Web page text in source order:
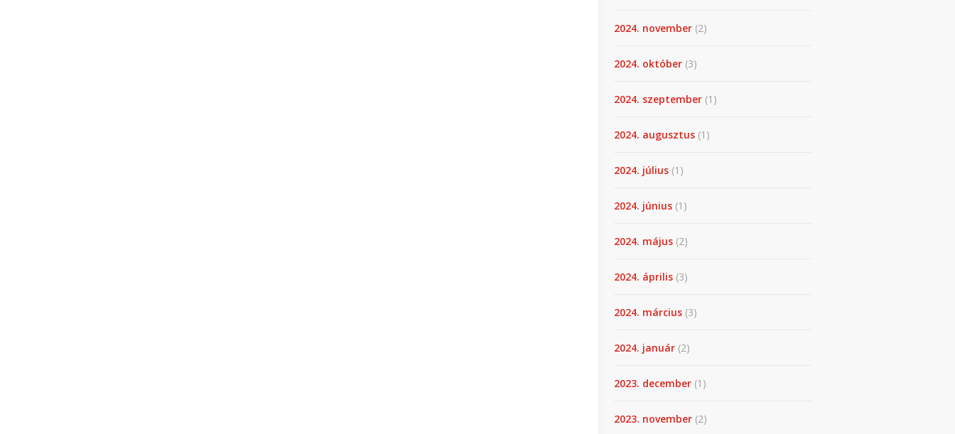
2024. november (2)
2024. október (3)
2024. szeptember (1)
2024. augusztus (1)
2024. július (1)
2024. június (1)
2024. május (2)
2024. április (3)
2024. március (3)
2024. január (2)
2023. december (1)
2023. november (2)